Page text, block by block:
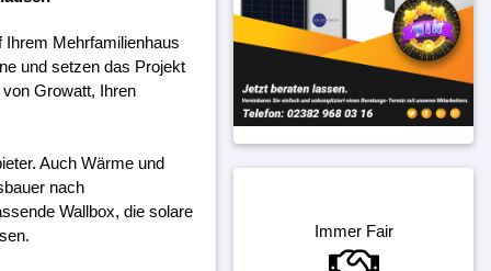
Ihrem Mehrfamilienhaus
und setzen das Projekt
Growatt, Ihren
Auch Wärme und
nach
Wallbox, die solare
Immer Fair